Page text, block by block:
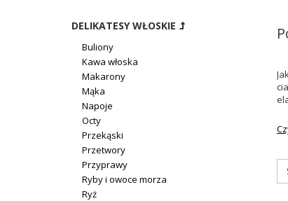
DELIKATESY WŁOSKIE
Buliony
Kawa włoska
Makarony
Mąka
Napoje
Octy
Przekąski
Przetwory
Przyprawy
Ryby i owoce morza
Ryż